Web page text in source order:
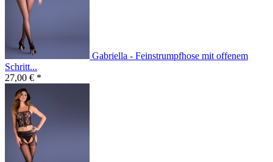
Gabriella - Feinstrumpfhose mit offenem
Schritt...
27,00 € *